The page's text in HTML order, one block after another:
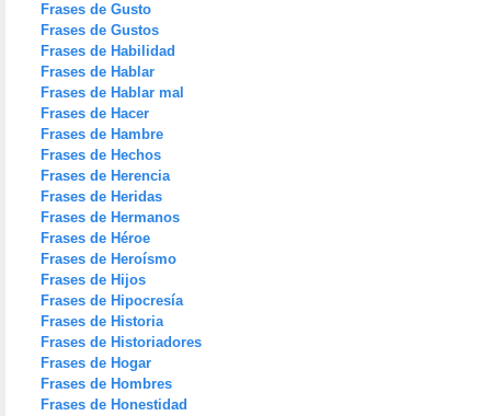
Frases de Gusto
Frases de Gustos
Frases de Habilidad
Frases de Hablar
Frases de Hablar mal
Frases de Hacer
Frases de Hambre
Frases de Hechos
Frases de Herencia
Frases de Heridas
Frases de Hermanos
Frases de Héroe
Frases de Heroísmo
Frases de Hijos
Frases de Hipocresía
Frases de Historia
Frases de Historiadores
Frases de Hogar
Frases de Hombres
Frases de Honestidad